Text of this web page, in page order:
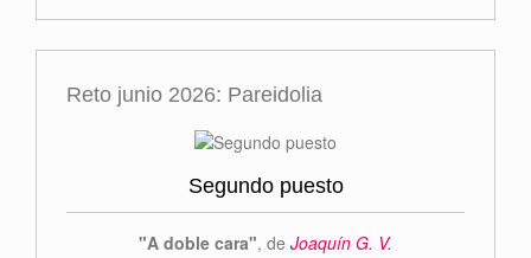
Reto junio 2026: Pareidolia
Segundo puesto
"A doble cara", de Joaquín G. V.